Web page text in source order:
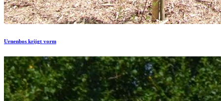
Urnenbos krijgt vorm